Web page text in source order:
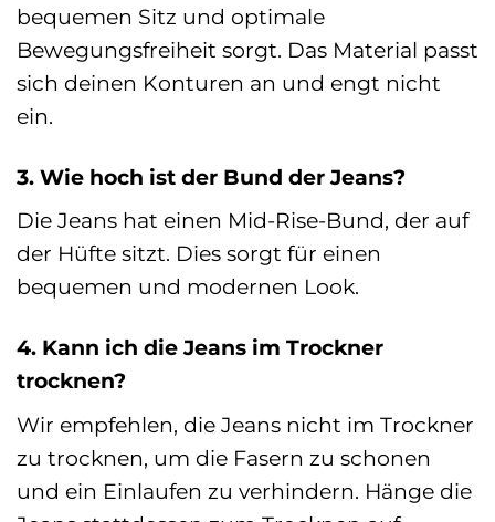
bequemen Sitz und optimale
Bewegungsfreiheit sorgt. Das Material passt
sich deinen Konturen an und engt nicht
ein.
3. Wie hoch ist der Bund der Jeans?
Die Jeans hat einen Mid-Rise-Bund, der auf
der Hüfte sitzt. Dies sorgt für einen
bequemen und modernen Look.
4. Kann ich die Jeans im Trockner
trocknen?
Wir empfehlen, die Jeans nicht im Trockner
zu trocknen, um die Fasern zu schonen
und ein Einlaufen zu verhindern. Hänge die